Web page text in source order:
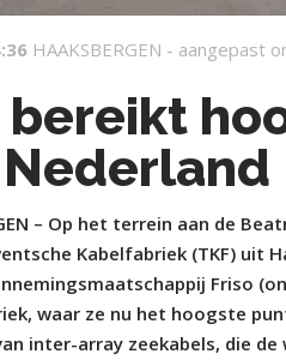
HAAKSBERGEN - aangepast
bereikt
– Op het terrein aan de
Kabelfabriek (TKF) uit
Friso
waar ze nu het hoogste
inter-array zeekabels, die